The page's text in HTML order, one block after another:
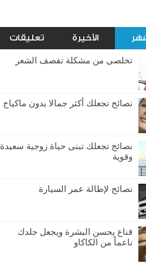
الأخيرة تعليقات
تخلصى من مشكلة تقصف الشعر
نصائح تجعلك أكثر جمالا بدون ماكياج
نصائج تجعلك تبنى حياة زوجية سعيدة
وقوية
نصائح لإطالة عمر السيارة
قناع يحسن البشرة ويجعل جلدك
ناعماً من الكاكاو